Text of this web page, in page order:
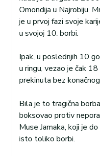
Omondija u Najrobiju.
je u prvoj fazi svoje
u svojoj 10. borbi.
Ipak, u poslednjih 10
u ringu, vezao je čak
prekinuta bez
Bila je to tragična
boksovao protiv
Muse Jamaka, koji je
isto toliko borbi.